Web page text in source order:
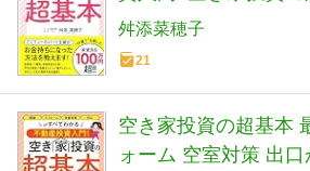
舛添菜穂子
21
空き家投資の超基本
ォーム 空室対策 出